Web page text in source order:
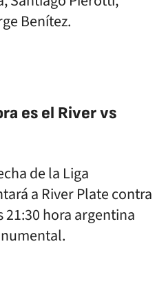
Benítez.
es el River vs
de la Liga
a River Plate contra
21:30 hora argentina